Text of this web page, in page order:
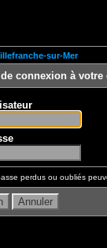
sur-Mer
connexion à votre
perdus ou oubliés